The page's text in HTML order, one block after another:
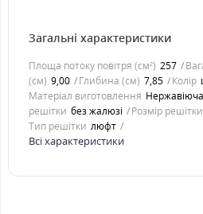
Загальні характеристики
Площа потоку повітря (см²) 257
(см) 9,00 Глибина (см) 7,85 Колір
Матеріал виготовлення
решітки без жалюзі Розмір решітки
Тип решітки люфт
Всі характеристики